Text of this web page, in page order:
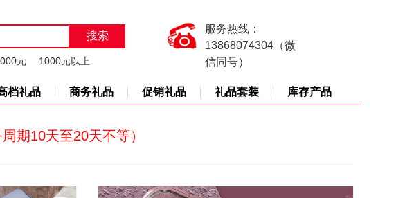
元 1000元以上
服务热线：
13868074304（微
信同号）
档礼品 商务礼品 促销礼品 礼品套装 库存产品
周期10天至20天不等）